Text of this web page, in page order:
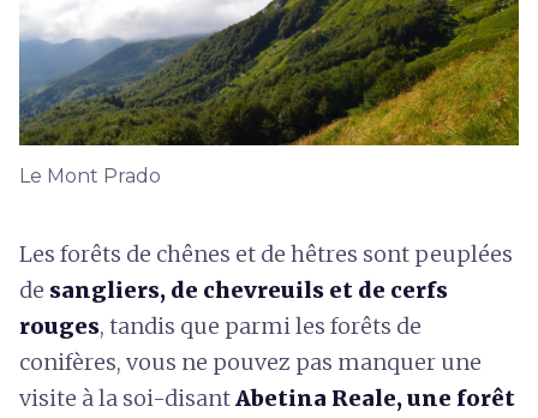
Le Mont Prado
Les forêts de chênes et de hêtres sont peuplées
de sangliers, de chevreuils et de cerfs
rouges, tandis que parmi les forêts de
conifères, vous ne pouvez pas manquer une
visite à la soi-disantAbetina Reale, une forêt